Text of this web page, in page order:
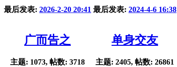
最后发表: 2026-2-20 20:41 最后发表: 2024-4-6 16:38
广而告之
主题: 1073, 帖数: 3718
单身交友
主题: 2405, 帖数: 26861